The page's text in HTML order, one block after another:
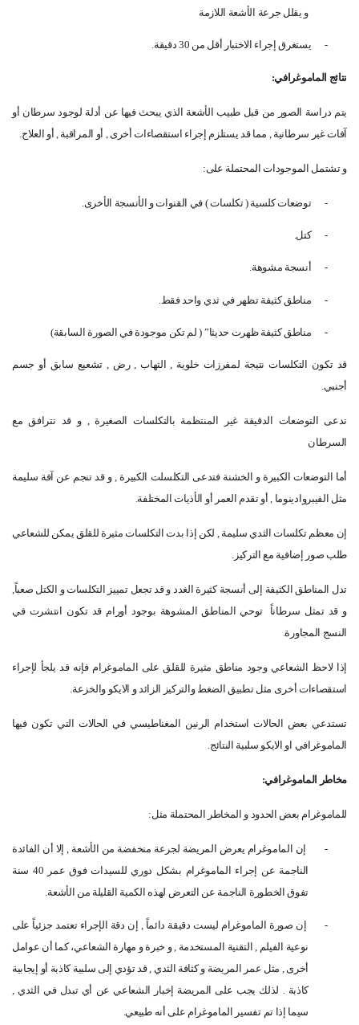
و يقلل جرعة الأشعة اللازمة
- يستغرق إجراء الاختبار أقل من 30 دقيقة .
نتائج الماموغرافي:
يتم دراسة الصور من قبل طبيب الأشعة الذي يبحث فيها عن أدلة لوجود سرطان أو
آفات غير سرطانية , مما قد يستلزم إجراء استقصاءات أخرى , أو المراقبة , أو العلاج
و تشتمل الموجودات المحتملة على:
- توضعات كلسية ( تكلسات ) في القنوات و الأنسجة الأخرى
- كتل.
- أنسجة مشوهة.
- مناطق كثيفة تظهر في ثدي واحد فقط
- مناطق كثيفة ظهرت حديثا” ( لم تكن موجودة في الصورة السابقة)
قد تكون التكلسات نتيجة لمفرزات خلوية , التهاب , رض , تشعيع سابق أو جسم
أجنبي.
تدعى التوضعات الدقيقة غير المنتظمة بالتكلسات الصغيرة , و قد تترافق مع
السرطان
أما التوضعات الكبيرة و الخشنة فتدعى التكلسلت الكبيرة , و قد تنجم عن آفة سليمة
مثل الفيبروادينوما , أو تقدم العمر أو الأذيات المختلفة.
إن معظم تكلسات الثدي سليمة , لكن إذا بدت التكلسات مثيرة للقلق يمكن للشعاعي
طلب صور إضافية مع التركيز .
تدل المناطق الكثيفة إلى أنسجة كثيرة الغدد و قد تجعل تمييز التكلسات و الكتل صعباً,
و قد تمثل سرطاناً
توحي المناطق المشوهة بوجود أورام قد تكون انتشرت في
النسج المجاورة.
إذا لاحظ الشعاعي وجود مناطق مثيرة للقلق على الماموغرام فإنه قد يلجأ لإجراء
استقصاءات أخرى مثل تطبيق الضغط والتركيز الزائد و الايكو والخزعة.
تستدعي بعض الحالات استخدام الرنين المغناطيسي في الحالات التي تكون فيها
الماموغرافي او الايكو سلبية النتائج.
مخاطر الماموغرافي:
للماموغرام بعض الحدود و المخاطر المحتملة مثل:
-
إن الماموغرام يعرض المريضة لجرعة منخفضة من الأشعة , إلا أن الفائدة
الناجمة عن إجراء الماموغرام بشكل دوري للسيدات فوق عمر 40 سنة
تفوق الخطورة الناجمة عن التعرض لهذه الكمية القليلة من الأشعة.
-
إن صورة الماموغرام ليست دقيقة دائماً , إن دقة الإجراء تعتمد جزئياً على
نوعية الفيلم , التقنية المستخدمة , و خبرة و مهارة الشعاعي، كما أن عوامل
أخرى , مثل عمر المريضة و كثافة الثدي , قد تؤدي إلى سلبية كاذبة أو إيجابية
كاذبة . لذلك يجب على المريضة إخبار الشعاعي عن أي تبدل في الثدي ,
سيما إذا تم تفسير الماموغرام على أنه طبيعي